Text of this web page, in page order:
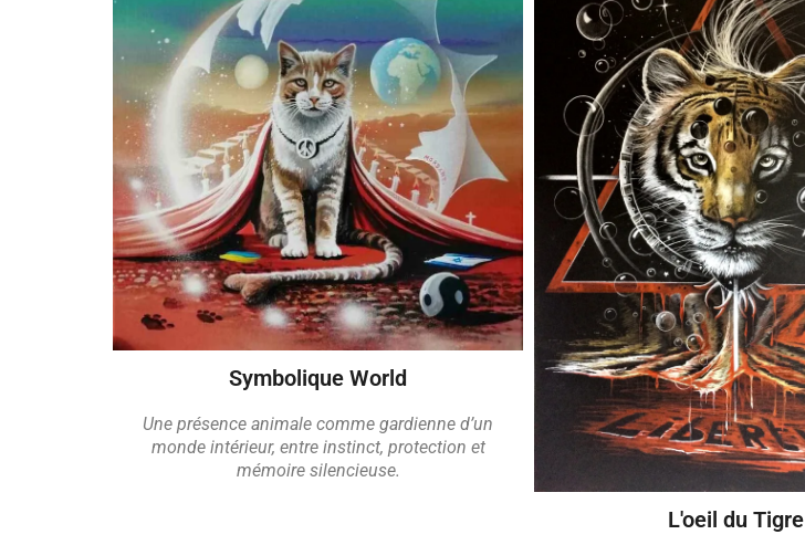
Symbolique World
Une présence animale comme gardienne d’un
monde intérieur, entre instinct, protection et
mémoire silencieuse.
L'oeil du Tigre